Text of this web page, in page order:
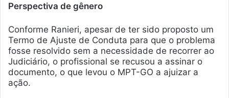
Perspectiva de gênero
Conforme Ranieri, apesar de ter sido proposto um
Termo de Ajuste de Conduta para que o problema
fosse resolvido sem a necessidade de recorrer ao
Judiciário, o profissional se recusou a assinar o
documento, o que levou o MPT-GO a ajuizar a
ação.